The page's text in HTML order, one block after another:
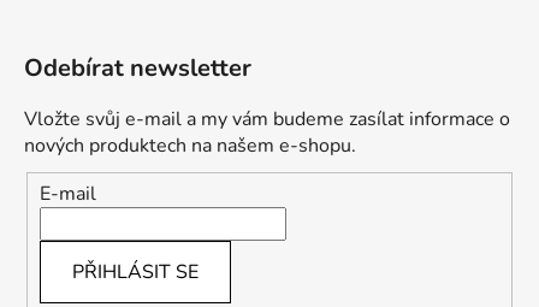
Odebírat newsletter
Vložte svůj e-mail a my vám budeme zasílat informace o
nových produktech na našem e-shopu.
E-mail
PŘIHLÁSIT SE